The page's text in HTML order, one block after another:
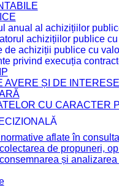
anual al achizițiilor
achizițiilor publice
de achiziții publice cu
privind execuția
AVERE ȘI DE INTERESE
CU CARACTER
aflate în
de propuneri,
și